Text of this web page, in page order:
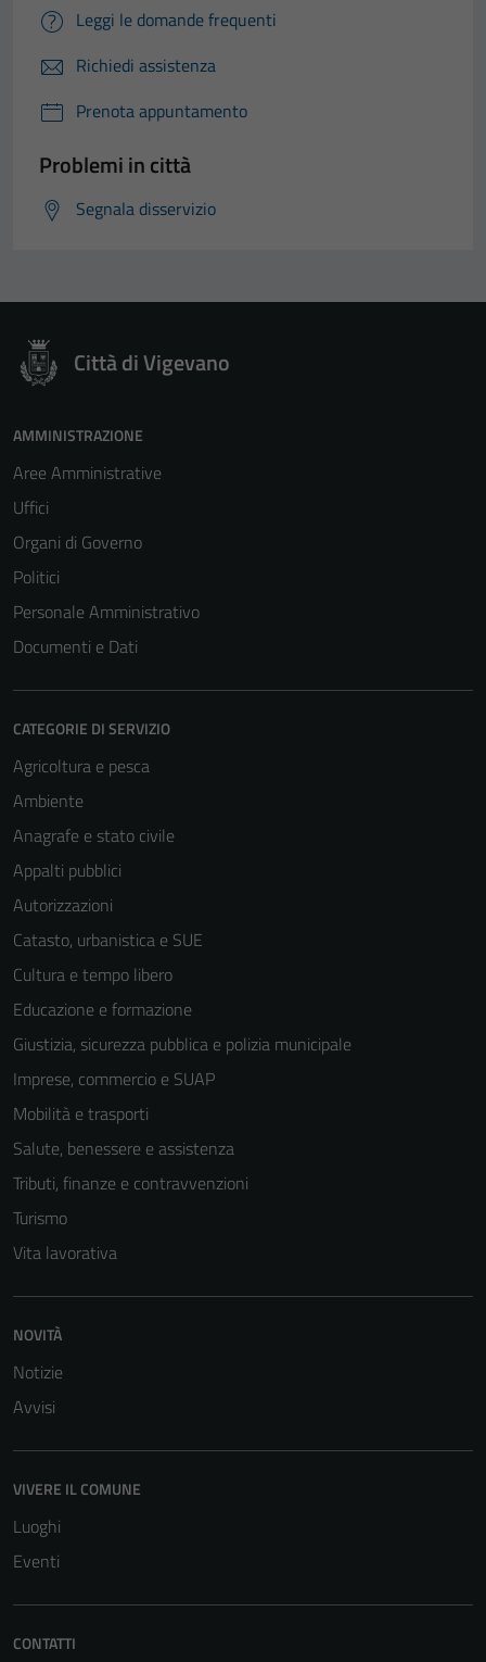
Leggi le domande frequenti
Richiedi assistenza
Prenota appuntamento
Problemi in città
Segnala disservizio
Città di Vigevano
AMMINISTRAZIONE
Aree Amministrative
Uffici
Organi di Governo
Politici
Personale Amministrativo
Documenti e Dati
CATEGORIE DI SERVIZIO
Agricoltura e pesca
Ambiente
Anagrafe e stato civile
Appalti pubblici
Autorizzazioni
Catasto, urbanistica e SUE
Cultura e tempo libero
Educazione e formazione
Giustizia, sicurezza pubblica e polizia municipale
Imprese, commercio e SUAP
Mobilità e trasporti
Salute, benessere e assistenza
Tributi, finanze e contravvenzioni
Turismo
Vita lavorativa
NOVITÀ
Notizie
Avvisi
VIVERE IL COMUNE
Luoghi
Eventi
CONTATTI
per il